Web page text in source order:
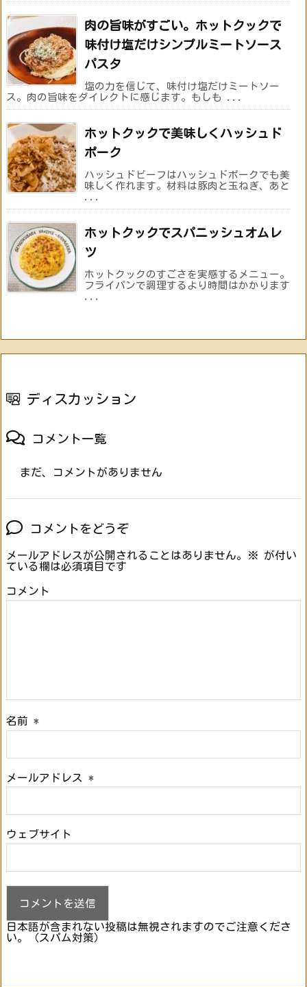
肉の旨味がすごい。ホットクックで
味付け塩だけシンプルミートソース
パスタ
塩の力を信じて、味付け塩だけミートソー
ス。肉の旨味をダイレクトに感じます。もしも ...
ホットクックで美味しくハッシュド
ポーク
ハッシュドビーフはハッシュドポークでも美
味しく作れます。材料は豚肉と玉ねぎ、あと
ホットクックでスパニッシュオムレ
ツ
ホットクックのすごさを実感するメニュー。
フライパンで調理するより時間はかかります
ディスカッション
コメント一覧
まだ、コメントがありません
コメントをどうぞ
メールアドレスが公開されることはありません。 ※ が付い
ている欄は必須項目です
コメント
名前 *
メールアドレス *
ウェブサイト
日本語が含まれない投稿は無視されますのでご注意くださ
い。（スパム対策）